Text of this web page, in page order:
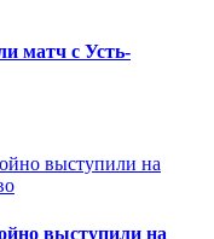
матч с Усть-
выступили на